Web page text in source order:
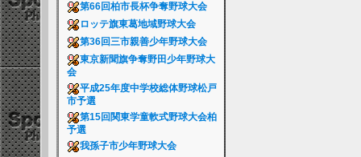
第66回柏市長杯争奪野球大会
ロッテ旗東葛地域野球大会
第36回三市親善少年野球大会
東京新聞旗争奪野田少年野球大
会
平成25年度中学校総体野球松戸
市予選
第15回関東学童軟式野球大会柏
予選
我孫子市少年野球大会